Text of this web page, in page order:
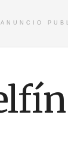
ANUNCIO